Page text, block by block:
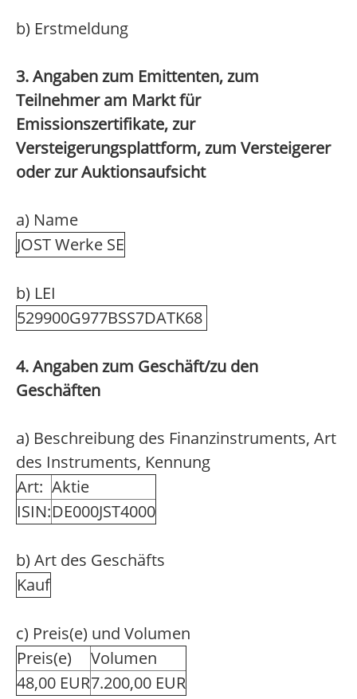
b) Erstmeldung
3. Angaben zum Emittenten, zum
Teilnehmer am Markt für
Emissionszertifikate, zur
Versteigerungsplattform, zum Versteigerer
oder zur Auktionsaufsicht
a) Name
JOST Werke SE
b) LEI
529900G977BSS7DATK68
4. Angaben zum Geschäft/zu den
Geschäften
a) Beschreibung des Finanzinstruments, Art
des Instruments, Kennung
Art: Aktie
ISIN:DE000JST4000
b) Art des Geschäfts
Kauf
c) Preis(e) und Volumen
Preis(e)
Volumen
48,00 EUR7.200,00 EUR